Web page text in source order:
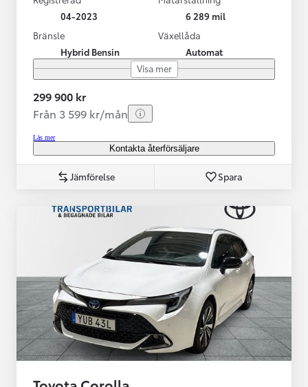
04-2023
6 289 mil
Bränsle
Hybrid Bensin
Växellåda
Automat
Visa mer
299 900 kr
Från 3 599 kr/mån
Läs mer
Kontakta återförsäljare
Jämförelse Spara